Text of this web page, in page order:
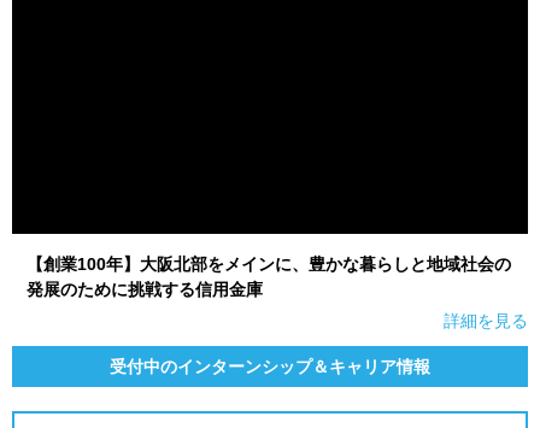
【創業100年】大阪北部をメインに、豊かな暮らしと地域社会の
発展のために挑戦する信用金庫
詳細を見る
受付中のインターンシップ＆キャリア情報